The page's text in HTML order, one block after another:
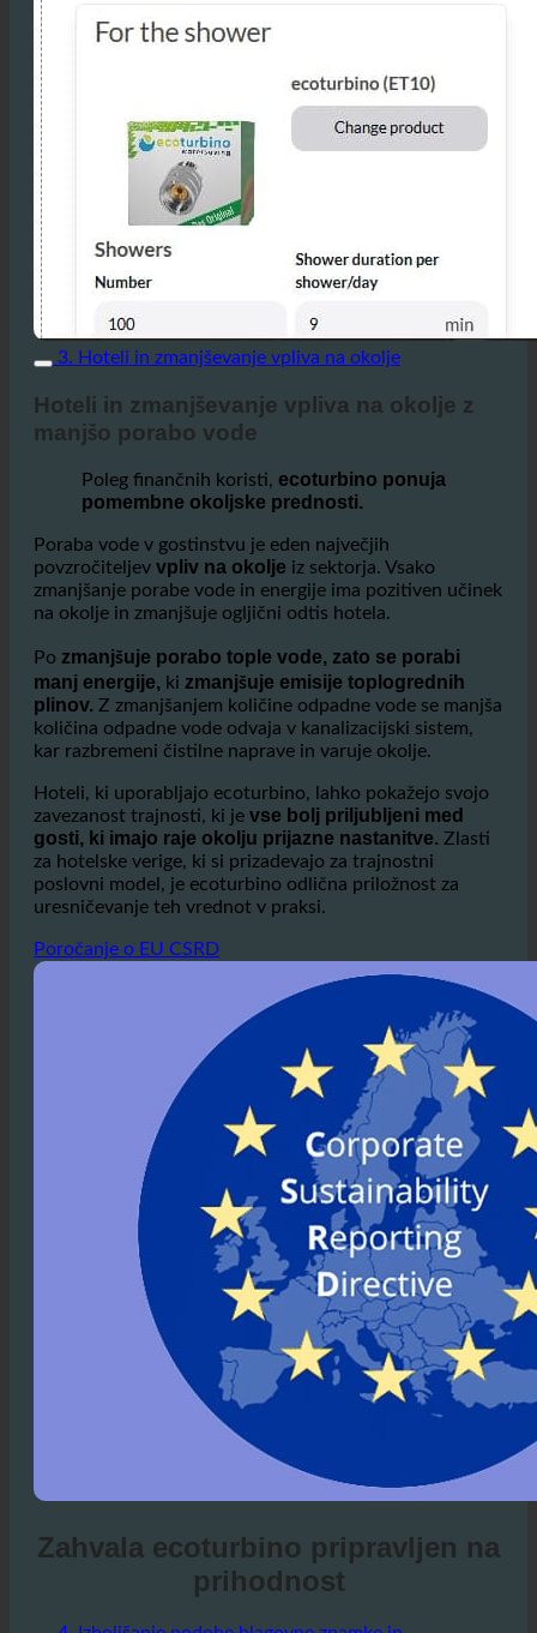
Hoteli in zmanjševanje vpliva na okolje z
Poleg finančnih koristi,ecoturbino ponuja
Poraba vode v gostinstvu je eden največjih
povzročiteljevvpliv na okoljeiz sektorja. Vsako
zmanjšanje porabe vode in energije ima pozitiven učinek
Pozmanjšuje porabo tople vode, zato se porabi
manj energije,kizmanjšuje emisije toplogrednih
plinov.Z zmanjšanjem količine odpadne vode se manjša
količina odpadne vode odvaja v kanalizacijski sistem,
Hoteli, ki uporabljajo ecoturbino, lahko pokažejo svojo
zavezanost trajnosti, ki jevse bolj priljubljeni med
gosti, ki imajo raje okolju prijazne nastanitve.
za hotelske verige, ki si prizadevajo za trajnostni
poslovni model, je ecoturbino odlična priložnost za
Poročanje o EU CSRD
Zahvala ecoturbino pripravljen na
prihodnost